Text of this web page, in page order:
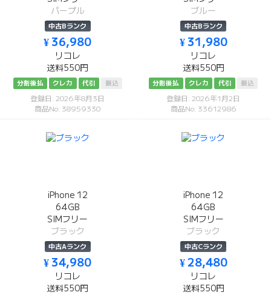
パープル
中古Bランク
¥ 36,980
リコレ
送料550円
分割後払 クレカ 代引 振込
登録日: 2026年8月3日
商品No: 38959330
ブルー
中古Bランク
¥ 31,980
リコレ
送料550円
分割後払 クレカ 代引 振込
登録日: 2026年1月2日
商品No: 33612986
iPhone 12
64GB
SIMフリー
ブラック
中古Aランク
¥ 34,980
リコレ
送料550円
iPhone 12
64GB
SIMフリー
ブラック
中古Cランク
¥ 28,480
リコレ
送料550円